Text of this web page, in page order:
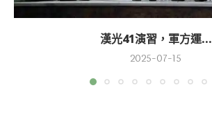
漢光41演習，軍方運...
2025-07-15